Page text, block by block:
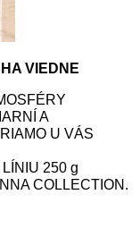
VIEDNE
A
U VÁS
250 g
COLLECTION.